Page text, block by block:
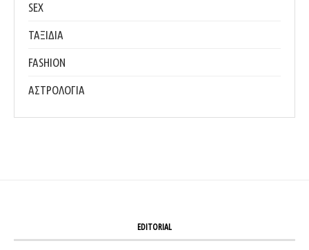
SEX
ΤΑΞΙΔΙΑ
FASHION
ΑΣΤΡΟΛΟΓΙΑ
EDITORIAL